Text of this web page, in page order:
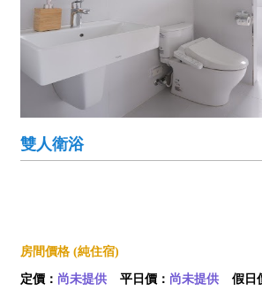
雙人衛浴
房間價格 (純住宿)
定價： 尚未提供 平日價： 尚未提供 假日